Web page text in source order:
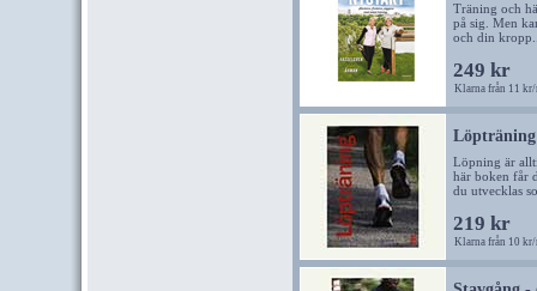
Träning och
på sig. Men
och din
249 kr
Klarna från 11 kr/
Löpträning
Löpning är
här boken får
du utvecklas
219 kr
Klarna från 10 kr/